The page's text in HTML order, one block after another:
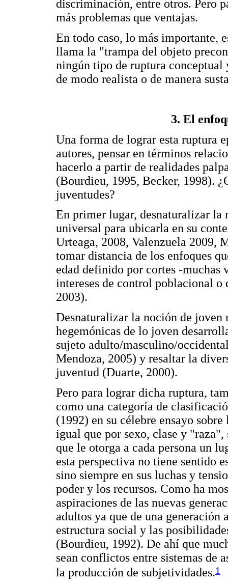
discriminación, entre otros. Pero
más problemas que ventajas.
En todo caso, lo más importante,
llama la "trampa del objeto
ningún tipo de ruptura
de modo realista o de manera
3. El
Una forma de lograr esta ruptura
autores, pensar en términos
hacerlo a partir de realidades
(Bourdieu, 1995, Becker, 1998).
juventudes?
En primer lugar, desnaturalizar
universal para ubicarla en su
Urteaga, 2008, Valenzuela 2009,
tomar distancia de los enfoques
edad definido por cortes -muchas
intereses de control poblacional
2003).
Desnaturalizar la noción de joven
hegemónicas de lo joven
sujeto adulto/masculino/
Mendoza, 2005) y resaltar la
juventud (Duarte, 2000).
Pero para lograr dicha ruptura,
como una categoría de
(1992) en su célebre ensayo
igual que por sexo, clase y
que le otorga a cada persona un
esta perspectiva no tiene sentido
sino siempre en sus luchas y
poder y los recursos. Como ha
aspiraciones de las nuevas
adultos ya que de una
estructura social y las
(Bourdieu, 1992). De ahí que
sean conflictos entre sistemas de
la producción de subjetividades.1